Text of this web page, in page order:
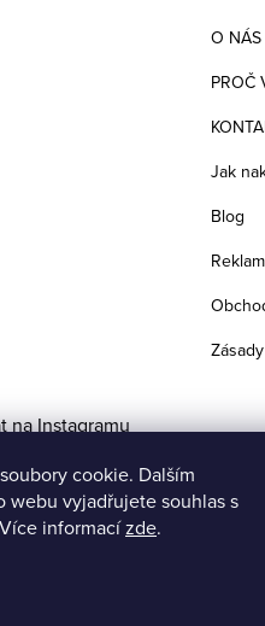
cookie. Dalším
webu vyjadřujete souhlas s
informacízde.
na Instagramu
O NÁS
PROČ
Jak
Blog